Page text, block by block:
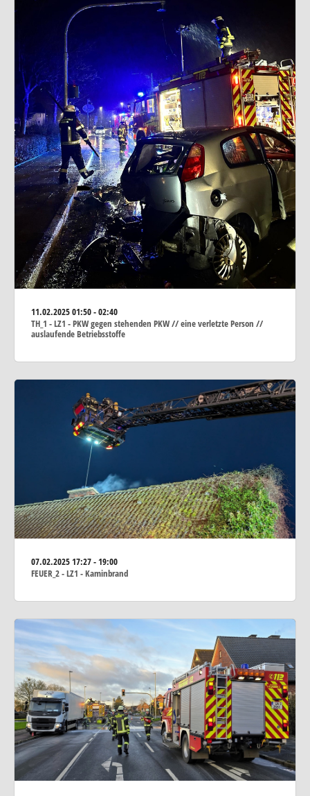
11.02.202501:50 - 02:40
TH_1 - LZ1 - PKW gegen stehenden PKW // eine verletzte Person //
auslaufende Betriebsstoffe
07.02.202517:27 - 19:00
FEUER_2 - LZ1 - Kaminbrand